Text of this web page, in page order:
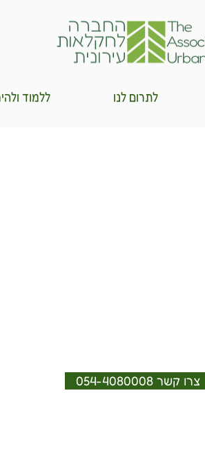
לתרום לנו ללמוד
צרו קשר 054-4080008